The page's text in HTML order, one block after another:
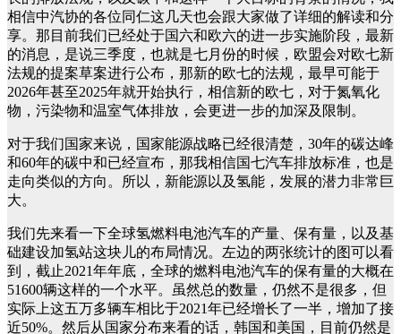
相信中汽协的各位同仁这几天也会跟大家做了详细的解读和分
享。那目前我们已经处于国六和欧六的进一步实施阶段，最新
的消息，是说三季度，也就是七月份的时候，欧盟会对欧七新
法规的提案草案进行公布，那新的欧七的法规，最早可能于
2026年甚至2025年就开始执行，相信新的欧七，对于氮氧化
物，污染物和温室气体排放，会更进一步的加深及限制。
对于我们国家来说，国家能源战略已经很清楚，30年的碳达峰
和60年的碳中和已经宣布，那我相信国七汽车排放标准，也是
走向类似的方向。所以，新能源以及氢能，发展的潜力非常巨
大。
我们先来看一下全球氢燃料电池汽车的产量、保有量，以及基
础建设加氢站这块儿的布局情况。左边的两张统计的图可以看
到，截止2021年年底，全球的燃料电池汽车的保有量的大概在
51600辆这样的一个水平。虽然总的数量，仍然不是很多，但
实际上这五万多辆车相比于2021年已经增长了一半，增加了接
近50%。然后从国家分布来看的话，韩国和美国，目前仍然是